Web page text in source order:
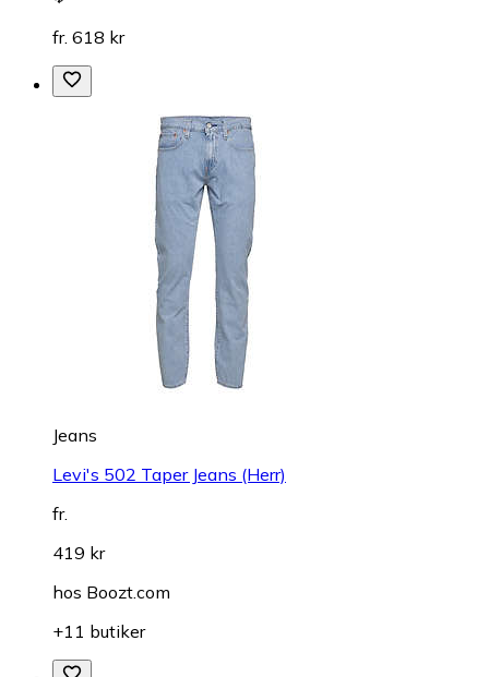
fr. 618 kr
Jeans
Levi's 502 Taper Jeans (Herr)
fr.
419 kr
hos Boozt.com
+11 butiker